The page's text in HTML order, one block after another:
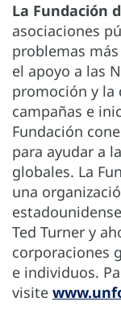
La Fundación
asociaciones
problemas
el apoyo a las
promoción y la
campañas e
Fundación
para ayudar a
globales. La
una
Ted Turner y
corporaciones
e individuos.
visite